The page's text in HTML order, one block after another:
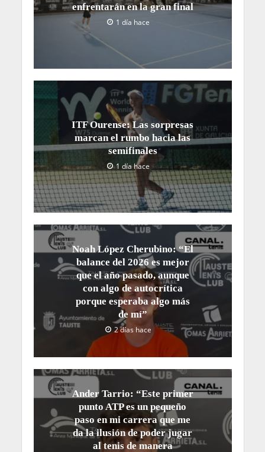
enfrentarán en la gran final
1 día hace
ITF Ourense: Las sorpresas
marcan el rumbo hacia las
semifinales
1 día hace
Noah López Cherubino: “El
balance del 2026 es mejor
que el año pasado, aunque
con algo de autocrítica
porque esperaba algo más
de mí”
2 días hace
Ander Tarrio: “Este primer
punto ATP es un pequeño
paso en mi carrera que me
da la ilusión de poder jugar
al tenis de manera